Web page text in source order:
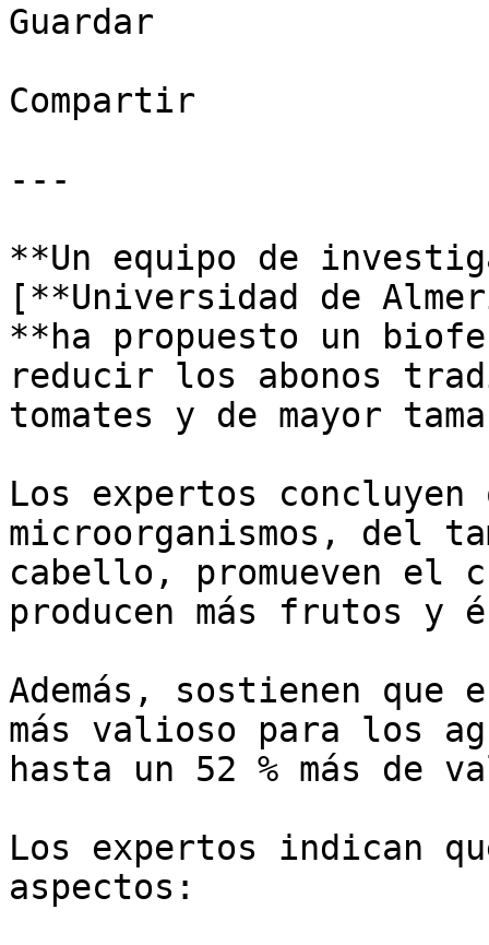
Guardar
Compartir
---
**Un equipo de
[**Universidad de
**ha propuesto un
reducir los abonos
tomates y de mayor
Los expertos
microorganismos, del
cabello, promueven el
producen más frutos y
Además, sostienen que
más valioso para los
hasta un 52 % más de
Los expertos indican
aspectos: